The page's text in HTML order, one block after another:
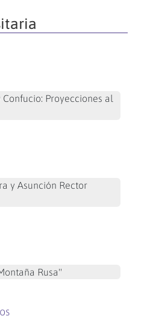
Proyecciones al
y Asunción Rector
Rusa"